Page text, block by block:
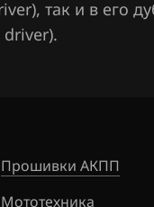
так и в его
Прошивки АКПП
Мототехника